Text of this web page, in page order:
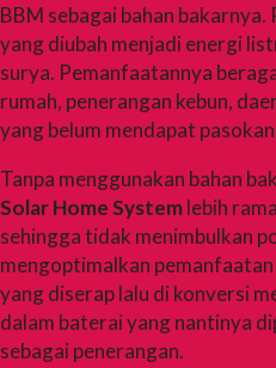
BBM sebagai bahan
yang diubah menjadi energi
surya. Pemanfaatannya
rumah, penerangan kebun,
yang belum mendapat
Tanpa menggunakan bahan
Solar Home Systemlebih
sehingga tidak menimbulkan
mengoptimalkan
yang diserap lalu di konversi
dalam baterai yang nantinya
sebagai penerangan.